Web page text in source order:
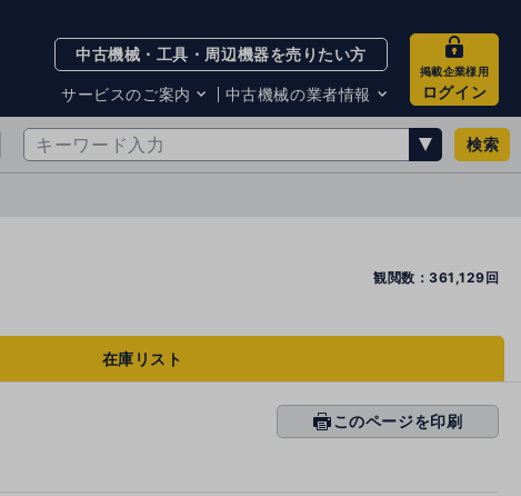
中古機械・工具・周辺機器を売りたい方
サービスのご案内
サービスのご案内
お知らせ
中古機械の業者情報
買取・査定業者リスト
掲載企業様用
ログイン
検索
観閲数：361,129回
在庫リスト
prin このページを印刷